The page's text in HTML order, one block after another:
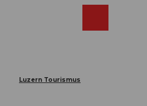
Luzern Tourismus